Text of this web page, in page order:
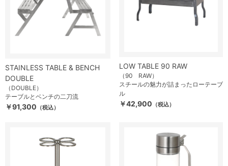
STAINLESS TABLE & BENCH
DOUBLE
（DOUBLE）
テーブルとベンチの二刀流
￥91,300 （税込）
LOW TABLE 90 RAW
（90 RAW）
スチールの魅力が詰まったローテーブ
ル
￥42,900 （税込）